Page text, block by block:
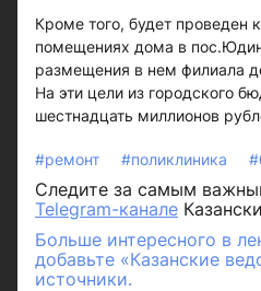
Кроме того, будет проведен
помещениях дома в
размещения в нем филиала
На эти цели из городского
шестнадцать миллионов
#ремонт #поликлиника
Следите за самым
Telegram-канале
Больше интересного в
добавьте «Казанские
источники.